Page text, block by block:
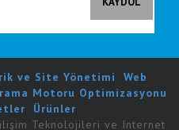
ve Site Yönetimi
Web
Motoru Optimizasyonu
Ürünler
Teknolojileri ve Internet